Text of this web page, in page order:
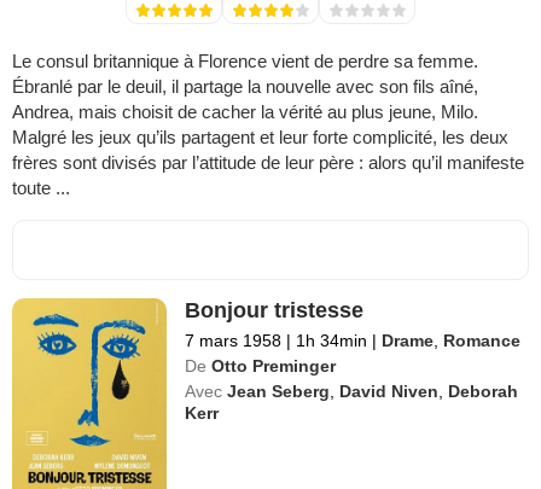
Le consul britannique à Florence vient de perdre sa femme.
Ébranlé par le deuil, il partage la nouvelle avec son fils aîné,
Andrea, mais choisit de cacher la vérité au plus jeune, Milo.
Malgré les jeux qu’ils partagent et leur forte complicité, les deux
frères sont divisés par l’attitude de leur père : alors qu’il manifeste
toute ...
Bonjour tristesse
7 mars 1958 | 1h 34min | Drame Romance
De Otto Preminger
Avec Jean Seberg David Niven
Deborah
Kerr